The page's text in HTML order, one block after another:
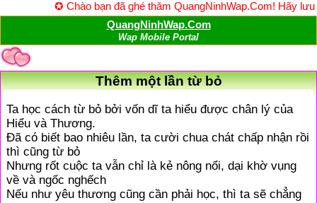
✪ Chào bạn đã ghé thăm QuangNinhWap.Com! Hãy lưu
QuangNinhWap.Com
Wap Mobile Portal
Thêm một lần từ bỏ
Ta học cách từ bỏ bởi vốn dĩ ta hiểu được chân lý của
Hiểu và Thương.
Đã có biết bao nhiêu lần, ta cười chua chát chấp nhận rồi
thì cũng từ bỏ
Nhưng rốt cuộc ta vẫn chỉ là kẻ nông nổi, dại khờ vụng
về và ngốc nghếch
Nếu như yêu thương cũng cần phải học, thì ta sẽ chẳng